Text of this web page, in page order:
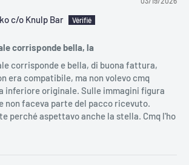
c/o Knulp Bar
corrisponde bella, la
corrisponde e bella, di buona fattura,
era compatibile, ma non volevo cmq
inferiore originale. Sulle immagini figura
non faceva parte del pacco ricevuto.
perché aspettavo anche la stella. Cmq l'ho